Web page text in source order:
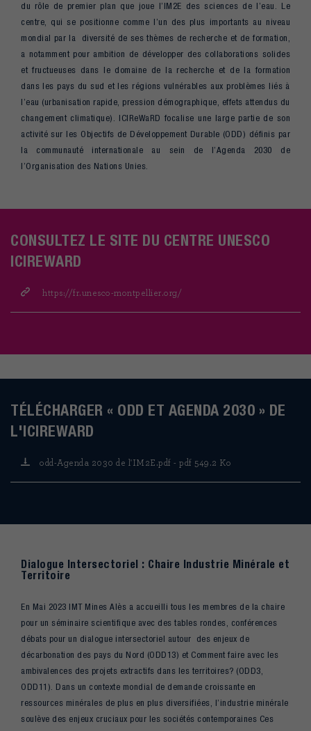
du rôle de premier plan que joue l’IM2E des sciences de l’eau. Le
centre, qui se positionne comme l’un des plus importants au niveau
mondial par la diversité de ses thèmes de recherche et de formation,
a notamment pour ambition de développer des collaborations solides
et fructueuses dans le domaine de la recherche et de la formation
dans les pays du sud et les régions vulnérables aux problèmes liés à
l’eau (urbanisation rapide, pression démographique, effets attendus du
changement climatique). ICIReWaRD focalise une large partie de son
activité sur les Objectifs de Développement Durable (ODD) définis par
la communauté internationale au sein de l’Agenda 2030 de
l’Organisation des Nations Unies.
CONSULTEZ LE SITE DU CENTRE UNESCO
ICIREWARD
https://fr.unesco-montpellier.org/
TÉLÉCHARGER « ODD ET AGENDA 2030 » DE
L'ICIREWARD
odd-Agenda 2030 de l'IM2E.pdf - pdf 549.2 Ko
Dialogue Intersectoriel : Chaire Industrie Minérale et
Territoire
En Mai 2023 IMT Mines Alès a accueilli tous les membres de la chaire
pour un séminaire scientifique avec des tables rondes, conférences
débats pour un dialogue intersectoriel autour des enjeux de
décarbonation des pays du Nord (ODD13) et Comment faire avec les
ambivalences des projets extractifs dans les territoires? (ODD3,
ODD11). Dans un contexte mondial de demande croissante en
ressources minérales de plus en plus diversifiées, l’industrie minérale
soulève des enjeux cruciaux pour les sociétés contemporaines Ces